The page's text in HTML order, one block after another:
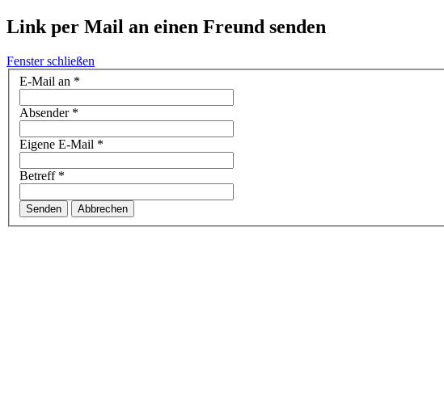
Link per Mail an einen Freund senden
Fenster schließen
E-Mail an *
Absender*
Eigene E-Mail *
Betreff*
Senden Abbrechen